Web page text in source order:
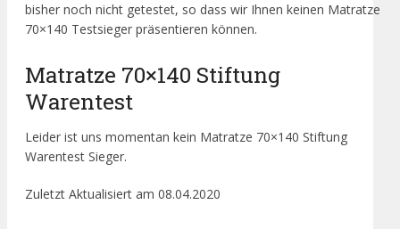
bisher noch nicht getestet, so dass wir Ihnen keinen Matratze
70×140 Testsieger präsentieren können.
Matratze 70×140 Stiftung
Warentest
Leider ist uns momentan kein Matratze 70×140 Stiftung
Warentest Sieger.
Zuletzt Aktualisiert am 08.04.2020